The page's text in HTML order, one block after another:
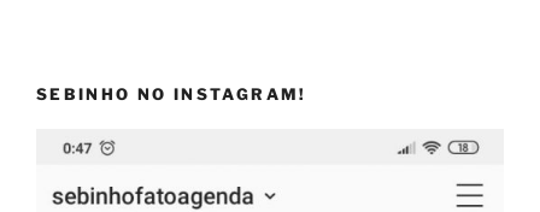
SEBINHO NO INSTAGRAM!